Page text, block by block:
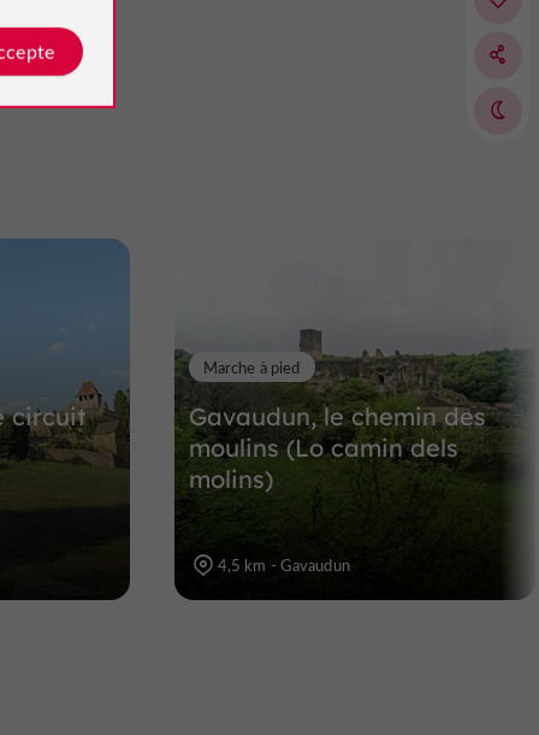
circuit
Gavaudun, le chemin des
moulins (Lo camin dels
molins)
Marche à pied
4,5 km - Gavaudun